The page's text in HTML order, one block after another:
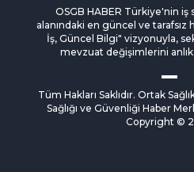
OSGB HABER Türkiye'nin iş
alanındaki en güncel ve tarafsız
İş, Güncel Bilgi" vizyonuyla,
mevzuat değişimlerini
Tüm Hakları Saklıdır. Ortak
Sağlığı ve Güvenliği Haber
Copyright ©